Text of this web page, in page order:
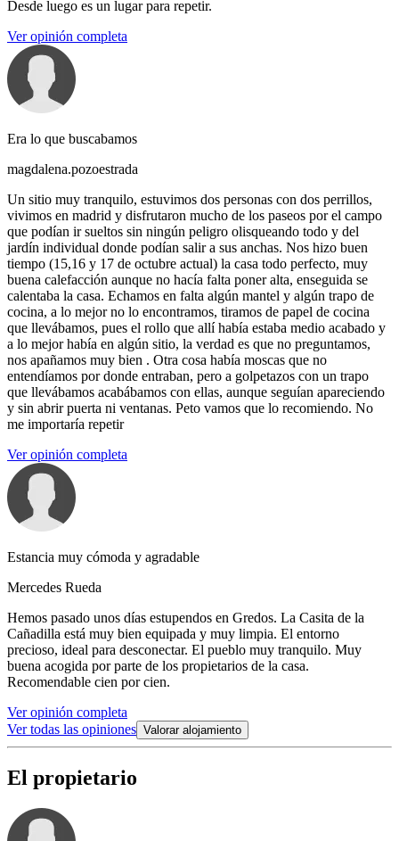
Desde luego es un lugar para repetir.
Ver opinión completa
Era lo que buscabamos
magdalena.pozoestrada
Un sitio muy tranquilo, estuvimos dos personas con dos perrillos,
vivimos en madrid y disfrutaron mucho de los paseos por el campo
que podían ir sueltos sin ningún peligro olisqueando todo y del
jardín individual donde podían salir a sus anchas. Nos hizo buen
tiempo (15,16 y 17 de octubre actual) la casa todo perfecto, muy
buena calefacción aunque no hacía falta poner alta, enseguida se
calentaba la casa. Echamos en falta algún mantel y algún trapo de
cocina, a lo mejor no lo encontramos, tiramos de papel de cocina
que llevábamos, pues el rollo que allí había estaba medio acabado y
a lo mejor había en algún sitio, la verdad es que no preguntamos,
nos apañamos muy bien . Otra cosa había moscas que no
entendíamos por donde entraban, pero a golpetazos con un trapo
que llevábamos acabábamos con ellas, aunque seguían apareciendo
y sin abrir puerta ni ventanas. Peto vamos que lo recomiendo. No
me importaría repetir
Ver opinión completa
Estancia muy cómoda y agradable
Mercedes Rueda
Hemos pasado unos días estupendos en Gredos. La Casita de la
Cañadilla está muy bien equipada y muy limpia. El entorno
precioso, ideal para desconectar. El pueblo muy tranquilo. Muy
buena acogida por parte de los propietarios de la casa.
Recomendable cien por cien.
Ver opinión completa
Ver todas las opiniones Valorar alojamiento
El propietario